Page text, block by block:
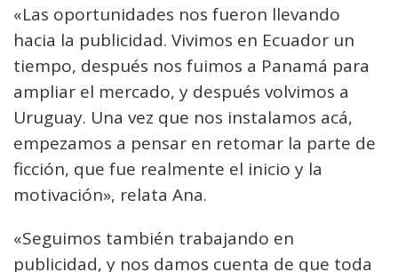
«Las oportunidades nos fueron llevando
hacia la publicidad. Vivimos en Ecuador un
tiempo, después nos fuimos a Panamá para
ampliar el mercado, y después volvimos a
Uruguay. Una vez que nos instalamos acá,
empezamos a pensar en retomar la parte de
ficción, que fue realmente el inicio y la
motivación», relata Ana.
«Seguimos también trabajando en
publicidad, y nos damos cuenta de que toda